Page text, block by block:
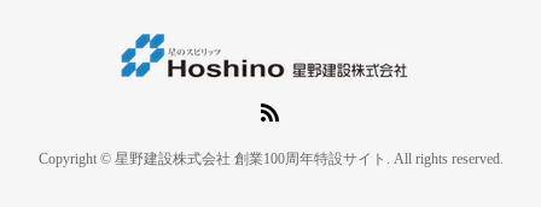
Copyright © 星野建設株式会社 創業100周年特設サイト. All rights reserved.